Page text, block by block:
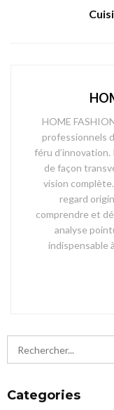
HOME
professionnels
féru
de façon
vision
regard
comprendre et
analyse
indispensable
Categories